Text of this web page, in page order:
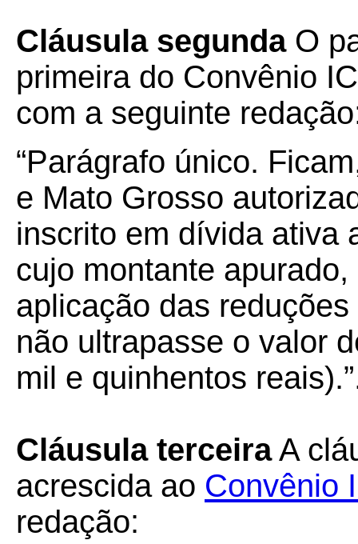
Cláusula segundaO
primeira do Convênio
com a seguinte
“Parágrafo único.
e Mato Grosso
inscrito em dívida ativa
cujo montante
aplicação das
não ultrapasse o valor
mil e quinhentos
Cláusula terceiraA
acrescida ao Convênio
redação: